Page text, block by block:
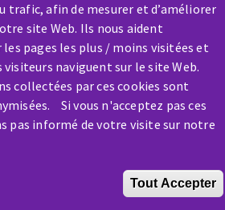
trafic, afin de mesurer et d’améliorer
site Web. Ils nous aident
pages les plus / moins visitées et
visiteurs naviguent sur le site Web.
collectées par ces cookies sont
Si vous n'acceptez pas ces
pas informé de votre visite sur notre
Tout Accepter
Aller
au
contenu
principal